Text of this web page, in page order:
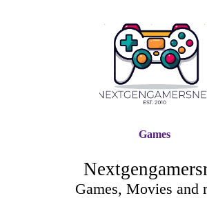
Games, Movies and
Games